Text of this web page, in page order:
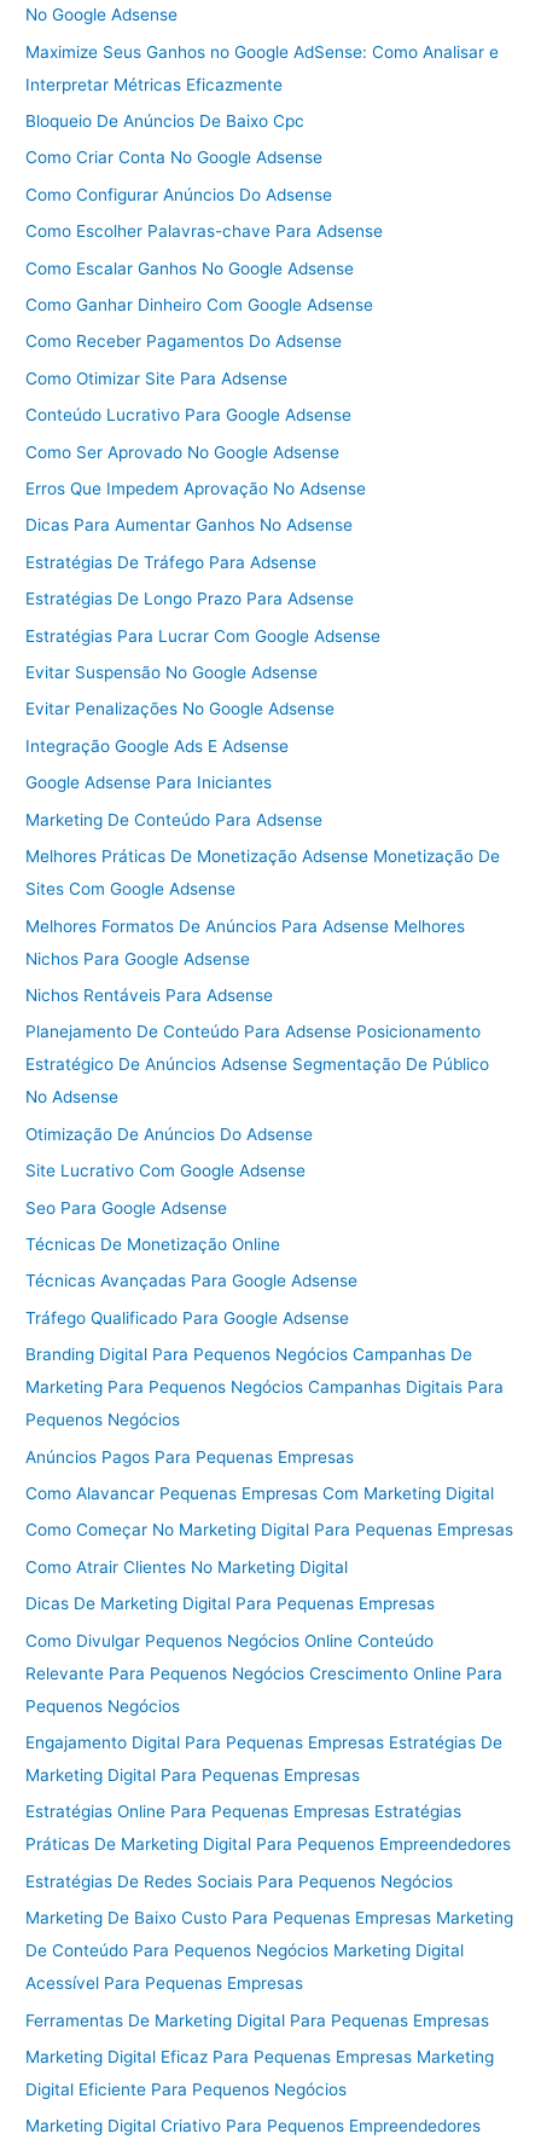
No Google Adsense
Maximize Seus Ganhos no Google AdSense: Como Analisar e
Interpretar Métricas Eficazmente
Bloqueio De Anúncios De Baixo Cpc
Como Criar Conta No Google Adsense
Como Configurar Anúncios Do Adsense
Como Escolher Palavras-chave Para Adsense
Como Escalar Ganhos No Google Adsense
Como Ganhar Dinheiro Com Google Adsense
Como Receber Pagamentos Do Adsense
Como Otimizar Site Para Adsense
Conteúdo Lucrativo Para Google Adsense
Como Ser Aprovado No Google Adsense
Erros Que Impedem Aprovação No Adsense
Dicas Para Aumentar Ganhos No Adsense
Estratégias De Tráfego Para Adsense
Estratégias De Longo Prazo Para Adsense
Estratégias Para Lucrar Com Google Adsense
Evitar Suspensão No Google Adsense
Evitar Penalizações No Google Adsense
Integração Google Ads E Adsense
Google Adsense Para Iniciantes
Marketing De Conteúdo Para Adsense
Melhores Práticas De Monetização Adsense Monetização De
Sites Com Google Adsense
Melhores Formatos De Anúncios Para Adsense Melhores
Nichos Para Google Adsense
Nichos Rentáveis Para Adsense
Planejamento De Conteúdo Para Adsense Posicionamento
Estratégico De Anúncios Adsense Segmentação De Público
No Adsense
Otimização De Anúncios Do Adsense
Site Lucrativo Com Google Adsense
Seo Para Google Adsense
Técnicas De Monetização Online
Técnicas Avançadas Para Google Adsense
Tráfego Qualificado Para Google Adsense
Branding Digital Para Pequenos Negócios Campanhas De
Marketing Para Pequenos Negócios Campanhas Digitais Para
Pequenos Negócios
Anúncios Pagos Para Pequenas Empresas
Como Alavancar Pequenas Empresas Com Marketing Digital
Como Começar No Marketing Digital Para Pequenas Empresas
Como Atrair Clientes No Marketing Digital
Dicas De Marketing Digital Para Pequenas Empresas
Como Divulgar Pequenos Negócios Online Conteúdo
Relevante Para Pequenos Negócios Crescimento Online Para
Pequenos Negócios
Engajamento Digital Para Pequenas Empresas Estratégias De
Marketing Digital Para Pequenas Empresas
Estratégias Online Para Pequenas Empresas Estratégias
Práticas De Marketing Digital Para Pequenos Empreendedores
Estratégias De Redes Sociais Para Pequenos Negócios
Marketing De Baixo Custo Para Pequenas Empresas Marketing
De Conteúdo Para Pequenos Negócios Marketing Digital
Acessível Para Pequenas Empresas
Ferramentas De Marketing Digital Para Pequenas Empresas
Marketing Digital Eficaz Para Pequenas Empresas Marketing
Digital Eficiente Para Pequenos Negócios
Marketing Digital Criativo Para Pequenos Empreendedores